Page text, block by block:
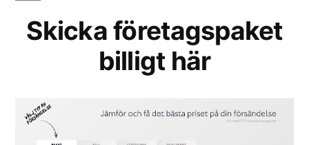
Skicka företagspaket
billigt här